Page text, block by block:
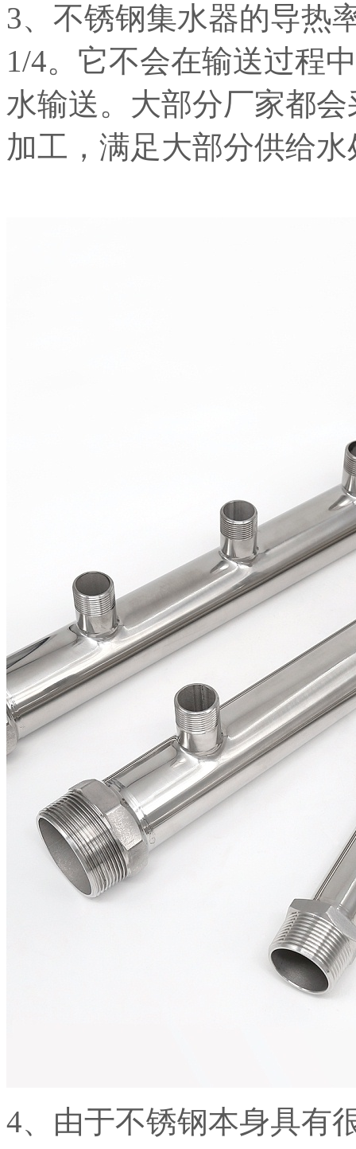
3、不锈钢集水器的导热
1/4。它不会在输送过程
水输送。大部分厂家都
加工，满足大部分供给
4、由于不锈钢本身具有